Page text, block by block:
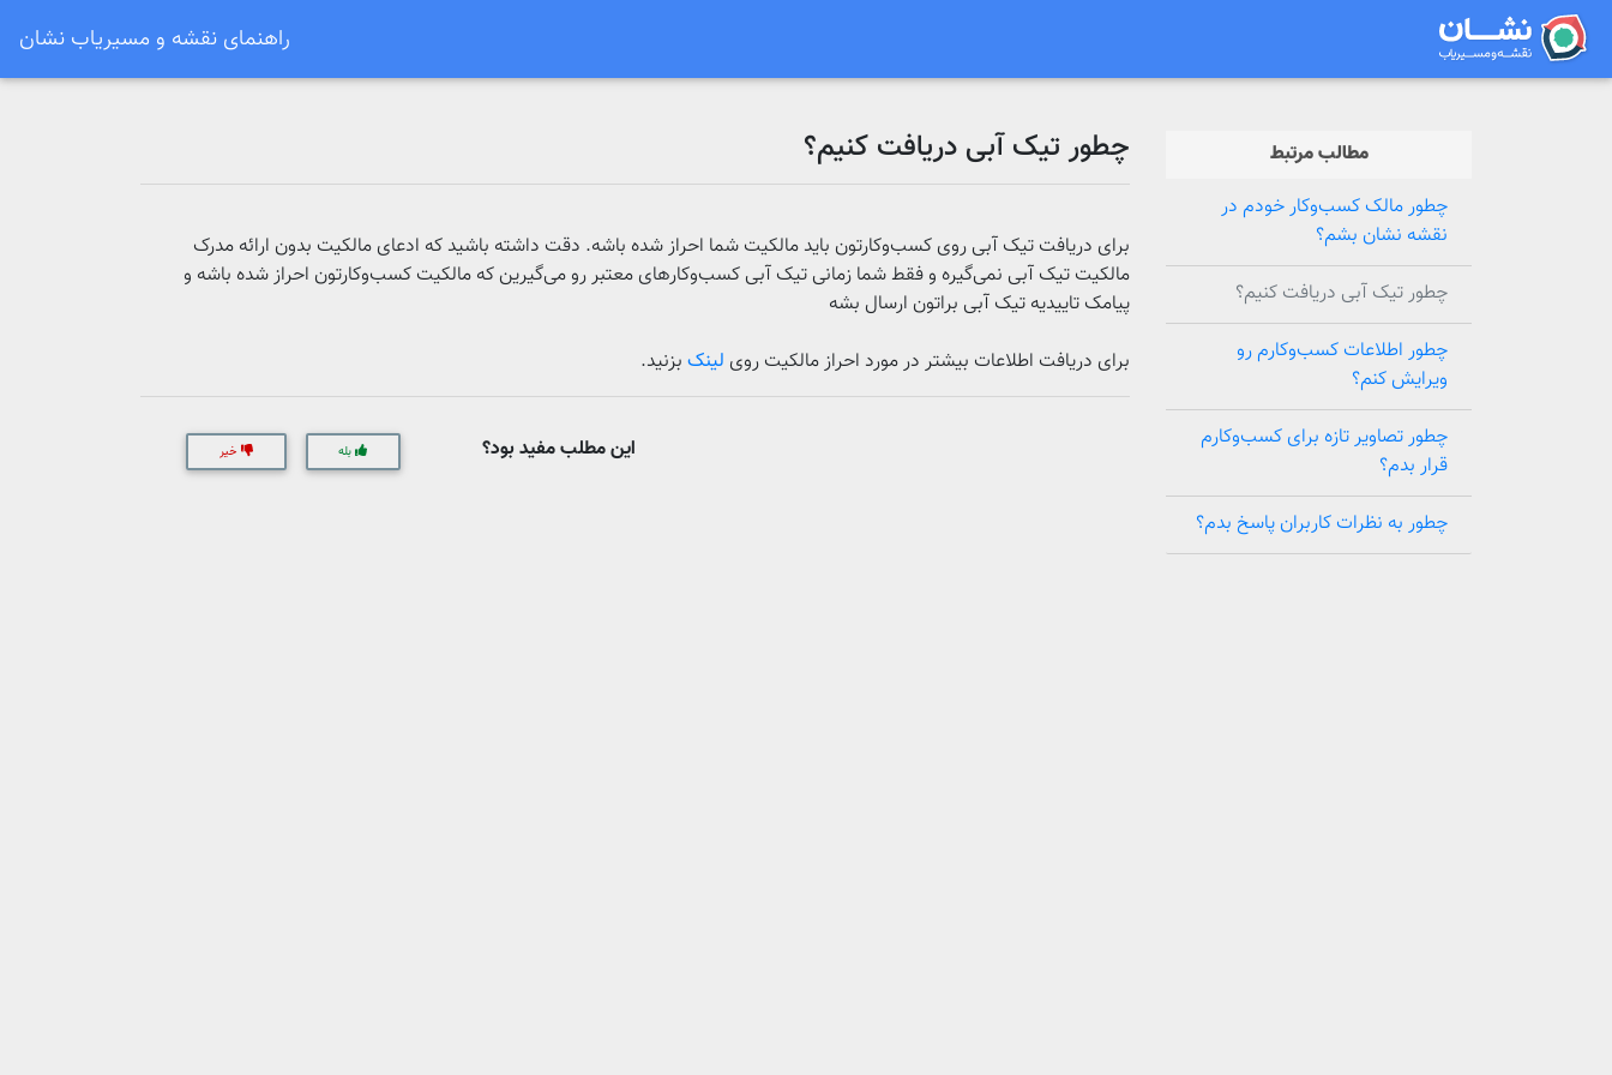
راهنمای نقشه و مسیریاب نشان
چطور تیک آبی دریافت کنیم؟
برای دریافت تیک آبی روی کسب‌وکارتون باید مالکیت شما احراز شده باشه. دقت داشته باشید که ادعای مالکیت بدون ارائه مدرک
مالکیت تیک آبی نمی‌گیره و فقط شما زمانی تیک آبی کسب‌وکارهای معتبر رو می‌گیرین که مالکیت کسب‌وکارتون احراز شده باشه و
پیامک تاییدیه تیک آبی براتون ارسال بشه
برای دریافت اطلاعات بیشتر در مورد احراز مالکیت روی لینک بزنید.
این مطلب مفید بود؟ بله خیر
مطالب مرتبط
چطور مالک کسب‌وکار خودم در
نقشه نشان بشم؟
چطور تیک آبی دریافت کنیم؟
چطور اطلاعات کسب‌وکارم رو
ویرایش کنم؟
چطور تصاویر تازه برای کسب‌وکارم
قرار بدم؟
چطور به نظرات کاربران پاسخ بدم؟